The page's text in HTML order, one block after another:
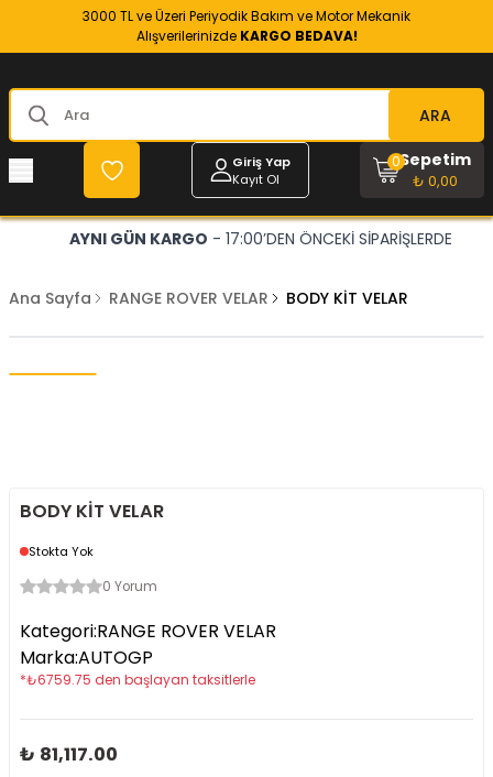
3000 TL ve Üzeri Periyodik Bakım ve Motor Mekanik
Alışverilerinizde KARGO BEDAVA!
ARA
Giriş Yap
Kayıt Ol
Sepetim
₺ 0,00
0
AYNI GÜN KARGO - 17:00’DEN ÖNCEKİ SİPARİŞLERDE
Ana Sayfa RANGE ROVER VELAR BODY KİT VELAR
BODY KİT VELAR
Stokta Yok
0 Yorum
Kategori:RANGE ROVER VELAR
Marka:AUTOGP
*₺6759.75 den başlayan taksitlerle
₺ 81,117.00